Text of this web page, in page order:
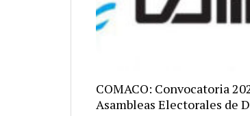
COMACO: Convocatoria
Asambleas Electorales de